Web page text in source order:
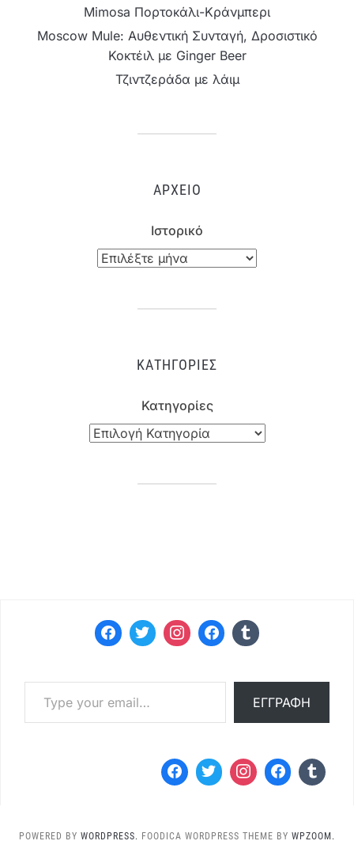
Mimosa Πορτοκάλι-Κράνμπερι
Moscow Mule: Αυθεντική Συνταγή, Δροσιστικό
Κοκτέιλ με Ginger Beer
Τζιντζεράδα με λάιμ
ΑΡΧΕΊΟ
Ιστορικό
ΚΑΤΗΓΟΡΊΕΣ
Κατηγορίες
Type your email…
ΕΓΓΡΑΦΉ
POWERED BY WORDPRESS. FOODICA WORDPRESS THEME BY WPZOOM.